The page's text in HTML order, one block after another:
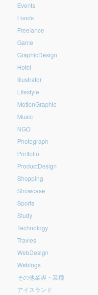
Events
Foods
Freelance
Game
GraphicDesign
Hotel
Illustrator
Lifestyle
MotionGraphic
Music
NGO
Photograph
Portfolio
ProductDesign
Shopping
Showcase
Sports
Study
Technology
Travles
WebDesign
Weblogs
その他業界・業種
アイスランド